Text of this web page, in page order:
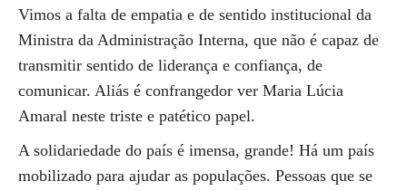
Vimos a falta de empatia e de sentido institucional da
Ministra da Administração Interna, que não é capaz de
transmitir sentido de liderança e confiança, de
comunicar. Aliás é confrangedor ver Maria Lúcia
Amaral neste triste e patético papel.
A solidariedade do país é imensa, grande! Há um país
mobilizado para ajudar as populações. Pessoas que se